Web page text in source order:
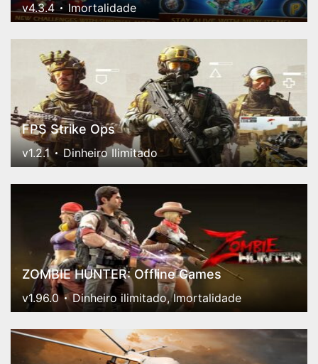
v4.3.4 Imortalidade
FPS Strike Ops
v1.2.1 Dinheiro Ilimitado
ZOMBIE HUNTER: Offline Games
v1.96.0 Dinheiro ilimitado, Imortalidade